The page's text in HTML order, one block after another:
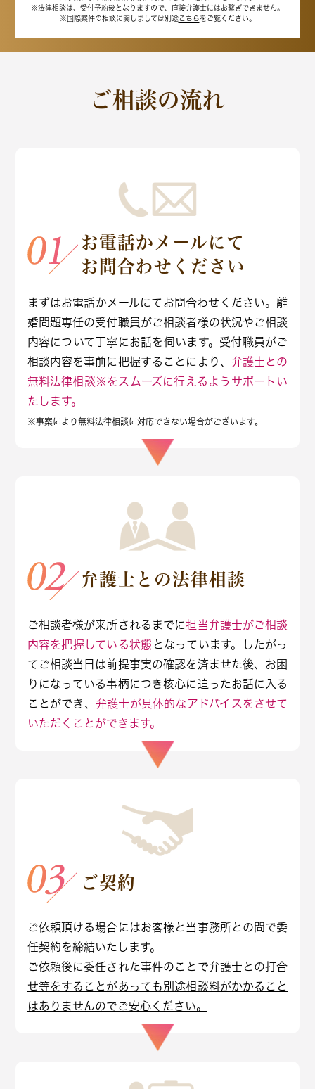
※法律相談は、受付予約後となりますので、 直接弁護士にはお繋ぎできません。
※国際案件の相談に関しましては 別途こちら をご覧ください。
ご相談の流れ
お電話かメールにて
お問合わせください
まずはお電話かメールにてお問合わせください。離
婚問題専任の受付職員がご相談者様の状況やご相談
内容について丁寧にお話を伺います。受付職員がご
相談内容を事前に把握することにより、 弁護士との
無料法律相談※をスムーズに行えるようサポートい
たします。
※事案により無料法律相談に対応できない場合がございます。
弁護士との法律相談
ご相談者様が来所されるまでに担当弁護士がご相談
内容を把握している状態 となっています。したがっ
てご相談当日は前提事実の確認を済ませた後、お困
りになっている事柄につき核心に迫ったお話に入る
ことができ、 弁護士が具体的なアドバイスをさせて
いただくことができます。
ご契約
ご依頼頂ける場合にはお客様と当事務所との間で委
任契約を締結いたします。
ご依頼後に委任された事件のことで弁護士との打合
せ等をすることがあっても別途相談料がかかること
はありませんのでご安心ください。